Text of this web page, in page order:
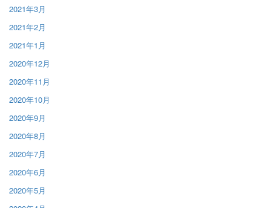
2021年3月
2021年2月
2021年1月
2020年12月
2020年11月
2020年10月
2020年9月
2020年8月
2020年7月
2020年6月
2020年5月